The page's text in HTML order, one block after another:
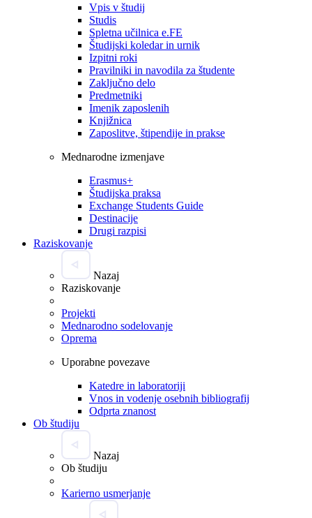
Vpis v študij
Studis
Spletna učilnica e.FE
Študijski koledar in urnik
Izpitni roki
Pravilniki in navodila za študente
Zaključno delo
Predmetniki
Imenik zaposlenih
Knjižnica
Zaposlitve, štipendije in prakse
Mednarodne izmenjave
Erasmus+
Študijska praksa
Exchange Students Guide
Destinacije
Drugi razpisi
Raziskovanje
Nazaj
Raziskovanje
Projekti
Mednarodno sodelovanje
Oprema
Uporabne povezave
Katedre in laboratoriji
Vnos in vodenje osebnih bibliografij
Odprta znanost
Ob študiju
Nazaj
Ob študiju
Karierno usmerjanje